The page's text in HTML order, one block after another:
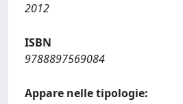
2012
ISBN
9788897569084
Appare nelle tipologie: